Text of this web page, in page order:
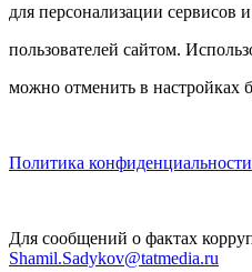
для персонализации сервисов
пользователей сайтом.
можно отменить в настройках
Политика конфиденциальности
Для сообщений о фактах
Shamil.Sadykov@tatmedia.ru